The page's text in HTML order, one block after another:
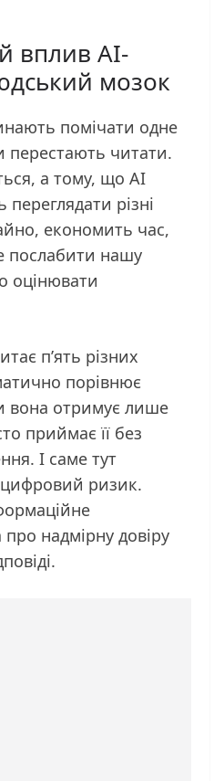
вплив AI-
мозок
помічати одне
читати.
а тому, що AI
переглядати різні
економить час,
послабити нашу
оцінювати
п’ять різних
порівнює
вона отримує лише
приймає її без
І саме тут
цифровий ризик.
надмірну довіру